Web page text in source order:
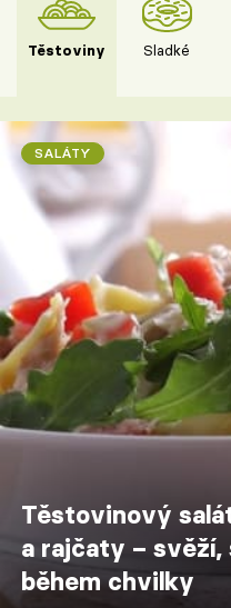
Těstoviny Sladké
SALÁTY
Těstovinový
a rajčaty –
během chvilky